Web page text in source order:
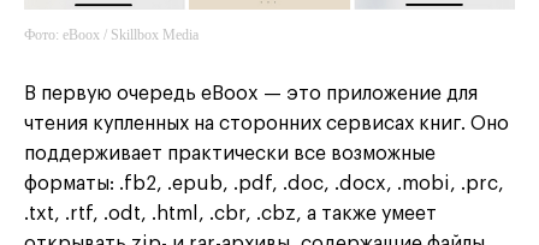
Фото: eBoox / Skillbox Media
В первую очередь eBoox — это приложение для
чтения купленных на сторонних сервисах книг. Оно
поддерживает практически все возможные
форматы: .fb2, .epub, .pdf, .doc, .docx, .mobi, .prc,
.txt, .rtf, .odt, .html, .cbr, .cbz, а также умеет